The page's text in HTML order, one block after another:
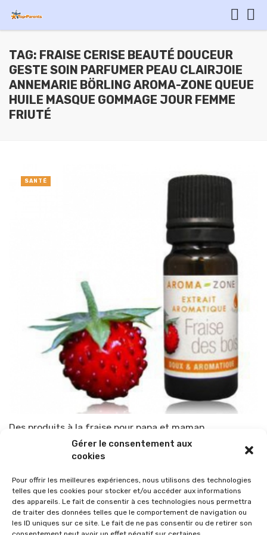
Gérer le consentement aux
cookies
Pour offrir les meilleures expériences, nous utilisons des technologies
telles que les cookies pour stocker et/ou accéder aux informations
des appareils. Le fait de consentir à ces technologies nous permettra
de traiter des données telles que le comportement de navigation ou
les ID uniques sur ce site. Le fait de ne pas consentir ou de retirer son
TAG: FRAISE CERISE BEAUTÉ DOUCEUR
GESTE SOIN PARFUMER PEAU CLAIRJOIE
ANNEMARIE BÖRLING AROMA-ZONE QUEUE
HUILE MASQUE GOMMAGE JOUR FEMME
FRIUTÉ
Des produits à la fraise pour papa et maman
TOP-PARENTS 22 juin 2014
SANTÉ